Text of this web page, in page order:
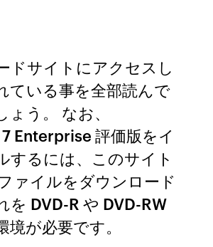
ドサイトにアクセスし
ている事を全部読んで
う。 なお、
Enterprise 評価版をイ
するには、このサイト
ァイルをダウンロード
を DVD-R や DVD-RW
境が必要です。